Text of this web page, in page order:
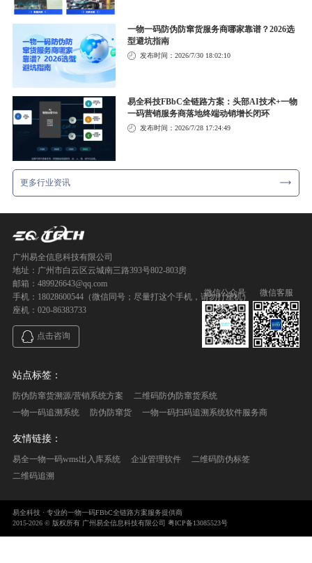
一物一码防伪防窜货服务商哪家靠谱？2026选
型避坑指南
发布时间：2026/7/30 18:02:10
易全科技FBbC全链路方案：头部AI技术+一物
一码营销服务商落地终端动销增长闭环
发布时间：2026/7/28 17:24:49
更多行业资讯
广州易全信息科技有限公司
地址：广州市白云区云城南三路393号802-803房
邮箱：489926643@qq.com
手机：18028600544（微信同号；尽量打这个手机，请勿打座机）
座机：020-86383733
点击咨询
微信公众号 微信客服
站点标签：
防伪防窜货溯源/营销系统方案
二维码防伪防窜货系统
一物一码追溯系统
防伪防窜货 一物一码扫码追溯系统软件服务商
友情链接：
易全一物一码wms出入库系统 企业管理软件
二维码防伪标签
二维码追溯
易全科技 · 专业的一物一码FBbC全链路方案服务提供商
2015-2026 © 版权所有 广州易全信息科技有限公司 粤ICP备13085523号